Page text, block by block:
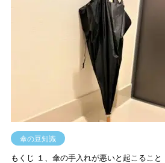
傘の豆知識
もくじ １、傘の手入れが悪いと起こるこ